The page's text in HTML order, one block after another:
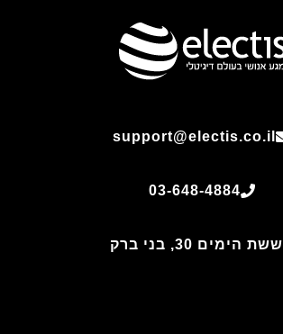
support@electis.co.il
03-648-4884
ששת הימים 30, בני ברק